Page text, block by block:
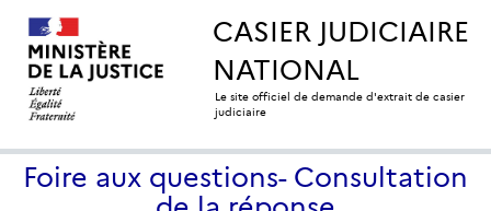
CASIER JUDICIAIRE
NATIONAL
Le site officiel de demande d'extrait de casier
judiciaire
Foire aux questions- Consultation